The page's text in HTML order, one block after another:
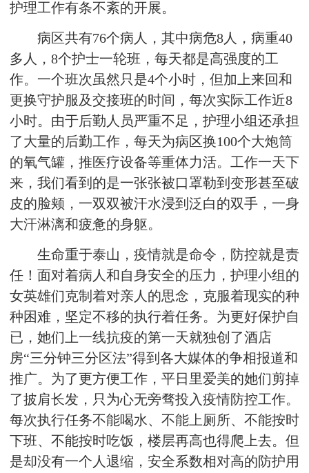
护理工作有条不紊的开展。
病区共有76个病人，其中病危8人，病重40
多人，8个护士一轮班，每天都是高强度的工
作。一个班次虽然只是4个小时，但加上来回和
更换守护服及交接班的时间，每次实际工作近8
小时。由于后勤人员严重不足，护理小组还承担
了大量的后勤工作，每天为病区换100个大炮筒
的氧气罐，推医疗设备等重体力活。工作一天下
来，我们看到的是一张张被口罩勒到变形甚至破
皮的脸颊，一双双被汗水浸到泛白的双手，一身
大汗淋漓和疲惫的身躯。
生命重于泰山，疫情就是命令，防控就是责
任！面对着病人和自身安全的压力，护理小组的
女英雄们克制着对亲人的思念，克服着现实的种
种困难，坚定不移的执行着任务。为更好保护自
已，她们上一线抗疫的第一天就独创了酒店
房“三分钟三分区法”得到各大媒体的争相报道和
推广。为了更方便工作，平日里爱美的她们剪掉
了披肩长发，只为心无旁骛投入疫情防控工作。
每次执行任务不能喝水、不能上厕所、不能按时
下班、不能按时吃饭，楼层再高也得爬上去。但
是却没有一个人退缩，安全系数相对高的防护用